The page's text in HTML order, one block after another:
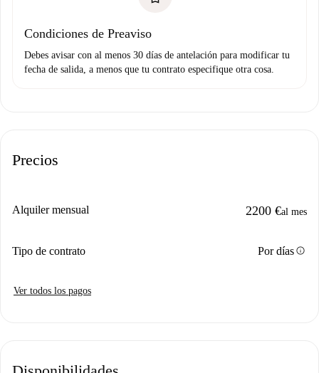
Condiciones de Preaviso
Debes avisar con al menos 30 días de antelación para modificar tu
fecha de salida, a menos que tu contrato especifique otra cosa.
Precios
Alquiler mensual 2200 €al mes
Tipo de contrato Por díasinfo
Ver todos los pagos